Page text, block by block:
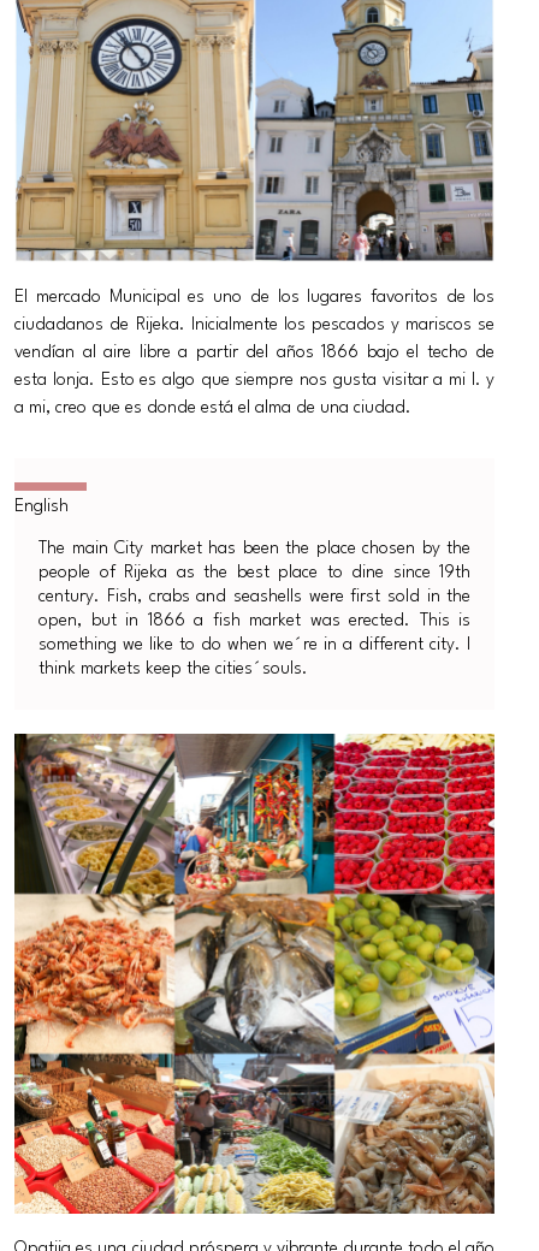
El mercado Municipal es uno de los lugares favoritos de los
ciudadanos de Rijeka. Inicialmente los pescados y mariscos se
vendían al aire libre a partir del años 1866 bajo el techo de
esta lonja. Esto es algo que siempre nos gusta visitar a mi I. y
a mi, creo que es donde está el alma de una ciudad.
The main City market has been the place chosen by the
people of Rijeka as the best place to dine since 19th
century. Fish, crabs and seashells were first sold in the
open, but in 1866 a fish market was erected. This is
something we like to do when we´re in a different city. I
think markets keep the cities´souls.